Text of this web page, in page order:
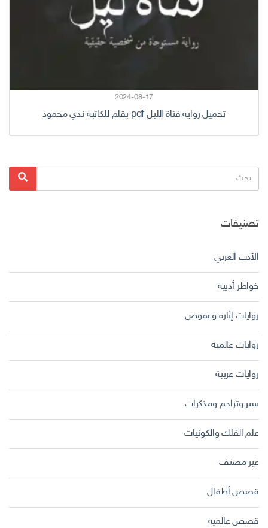
2024-08-17
تحميل رواية فتاة الليل pdf بقلم للكاتبة ندي محمود
البحث
عن:
بحث
تصنيفات
الأدب العربي
خواطر أدبية
روايات إثارة وغموض
روايات عالمية
روايات عربية
سير وتراجم ومذكرات
علم الفلك والكونيات
غير مصنف
قصص أطفال
قصص عالمية